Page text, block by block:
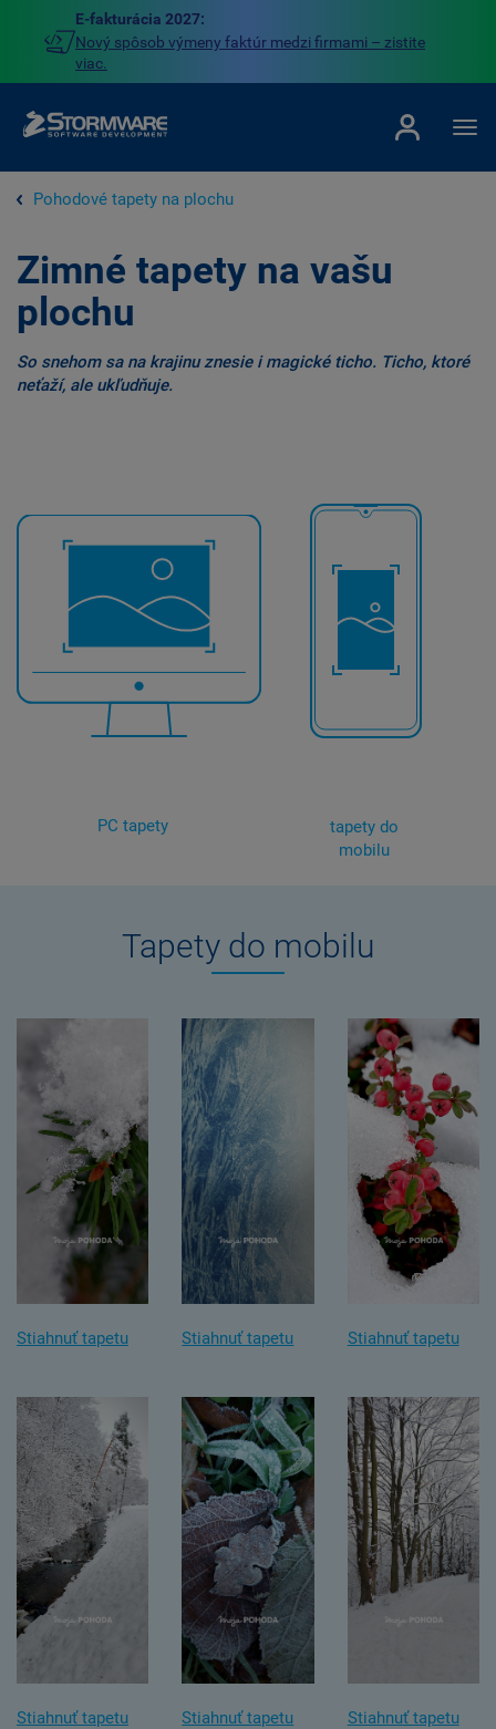
E-fakturácia 2027:
Nový spôsob výmeny faktúr medzi firmami – zistite
viac.
Pohodové tapety na plochu
Zimné tapety na vašu
plochu
So snehom sa na krajinu znesie i magické ticho. Ticho, ktoré
neťaží, ale ukľudňuje.
PC tapety
tapety do
mobilu
Tapety do mobilu
Stiahnuť tapetu Stiahnuť tapetu Stiahnuť tapetu
Stiahnuť tapetu Stiahnuť tapetu Stiahnuť tapetu